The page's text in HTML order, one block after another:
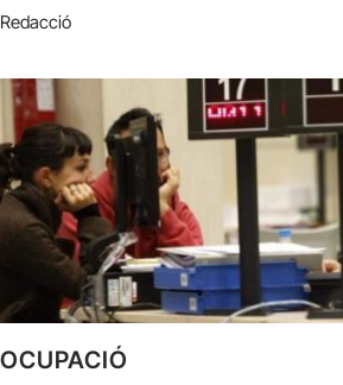
Redacció
OCUPACIÓ